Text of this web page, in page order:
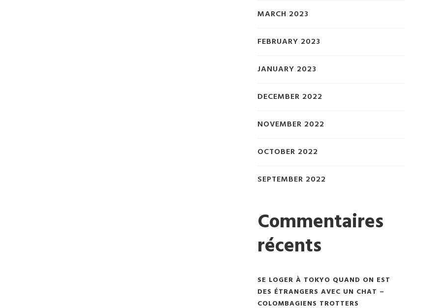
MARCH 2023
FEBRUARY 2023
JANUARY 2023
DECEMBER 2022
NOVEMBER 2022
OCTOBER 2022
SEPTEMBER 2022
Commentaires
récents
SE LOGER À TOKYO QUAND ON EST
DES ÉTRANGERS AVEC UN CHAT –
COLOMBAGIENS TROTTERS